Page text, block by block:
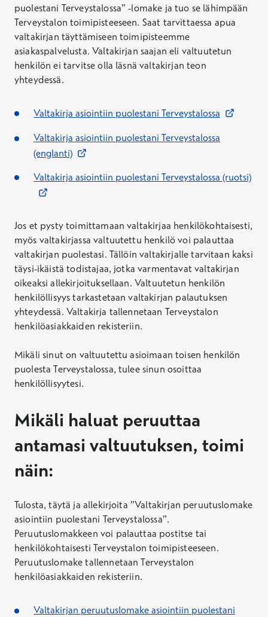
puolestani Terveystalossa” -lomake ja tuo se lähimpään
Terveystalon toimipisteeseen. Saat tarvittaessa apua
valtakirjan täyttämiseen toimipisteemme
asiakaspalvelusta. Valtakirjan saajan eli valtuutetun
henkilön ei tarvitse olla läsnä valtakirjan teon
yhteydessä.
Valtakirja asiointiin puolestani TerveystalossaAvautuu uuteen
Valtakirja asiointiin puolestani Terveystalossa
(englanti)
Avautuu uuteen ikkunaan
Valtakirja asiointiin puolestani Terveystalossa (ruotsi)
Avautuu
Jos et pysty toimittamaan valtakirjaa henkilökohtaisesti,
myös valtakirjassa valtuutettu henkilö voi palauttaa
valtakirjan puolestasi. Tällöin valtakirjalle tarvitaan kaksi
täysi-ikäistä todistajaa, jotka varmentavat valtakirjan
oikeaksi allekirjoituksellaan. Valtuutetun henkilön
henkilöllisyys tarkastetaan valtakirjan palautuksen
yhteydessä. Valtakirja tallennetaan Terveystalon
henkilöasiakkaiden rekisteriin.
Mikäli sinut on valtuutettu asioimaan toisen henkilön
puolesta Terveystalossa, tulee sinun osoittaa
henkilöllisyytesi.
Mikäli haluat peruuttaa
antamasi valtuutuksen, toimi
näin:
Tulosta, täytä ja allekirjoita ”Valtakirjan peruutuslomake
asiointiin puolestani Terveystalossa”.
Peruutuslomakkeen voi palauttaa postitse tai
henkilökohtaisesti Terveystalon toimipisteeseen.
Peruutuslomake tallennetaan Terveystalon
henkilöasiakkaiden rekisteriin.
Valtakirjan peruutuslomake asiointiin puolestani